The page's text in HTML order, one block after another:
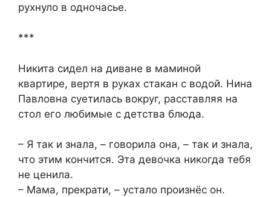
рухнуло в одночасье.
***
Никита сидел на диване в маминой
квартире, вертя в руках стакан с водой. Нина
Павловна суетилась вокруг, расставляя на
стол его любимые с детства блюда.
– Я так и знала, – говорила она, – так и знала,
что этим кончится. Эта девочка никогда тебя
не ценила.
– Мама, прекрати, – устало произнёс он.